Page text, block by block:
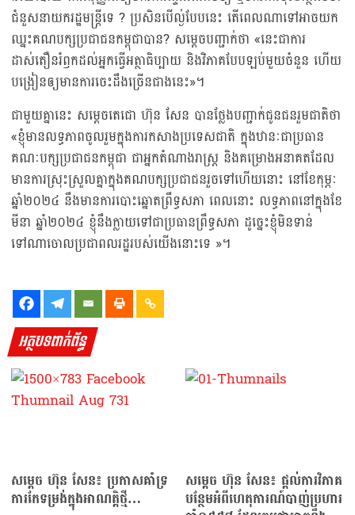
ជំនួសនាយករដ្ឋមន្ត្រីទេ ? ប្រសិនបើល្ង់បែបនេះ តើពេលណាទៅអាចយក
ឈ្នះគណបក្សប្រជាជនកម្ពុជាបាន? សម្តេចបញ្ជាក់ថា «នេះជាការ
ដាស់តឿនរំឭកដល់អ្នកធ្វើអត្ថាធិប្បាយ និងវិភាគបែបឡប់មួយចំនួន ហើយ
បង្រៀនឲ្យមានការចេះដឹងច្រើនជាងនេះ»។
ជាមួយគ្នានេះ សម្តេចតេជោ ហ៊ុន សែន បានថ្លែងបញ្ជាក់ជូនជនរួមជាតិថា
«ខ្ញុំមានលទ្ធភាពចូលរួមក្នុងការកសាងប្រទេសជាតិ ក្នុងឋានៈជាប្រធាន
គណៈបក្សប្រជាជនកម្ពុជា ជាអ្នកតំណាងរាស្ត្រ និងគម្រោងអនាគតដែល
មានការស្រុះស្រួលគ្នាក្នុងគណបក្សប្រជាជនរួចទៅហើយនោះ នៅខែកុម្ភៈ
ឆ្នាំ២០២៤ នឹងមានការបោះឆ្នោតព្រឹទ្ធសភា ពេលនោះ លទ្ធភាពនៅក្នុងខែ
មីនា ឆ្នាំ២០២៤ ខ្ញុំនឹងក្លាយទៅជាប្រធានព្រឹទ្ធសភា ដូច្នេះខ្ញុំមិនទាន់
ទៅណាចោលប្រជាពលរដ្ឋរបស់យើងនោះទេ »។
អត្ថបទពាក់ព័ន្ធ
សម្ដេច ហ៊ុន សែន៖ ប្រកាសគាំទ្រ
ការកែទម្រង់ក្នុងអាណត្តិថ្មី…
សម្ដេច ហ៊ុន សែន៖ ផ្តល់ការវិភាគ
បន្ថែមអំពីហេតុការណ៍បាញ់ប្រហារ